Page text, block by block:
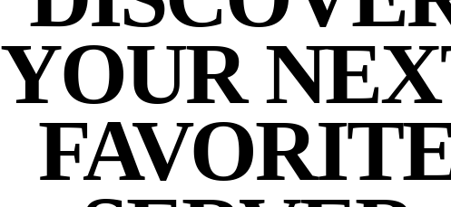
YOUR